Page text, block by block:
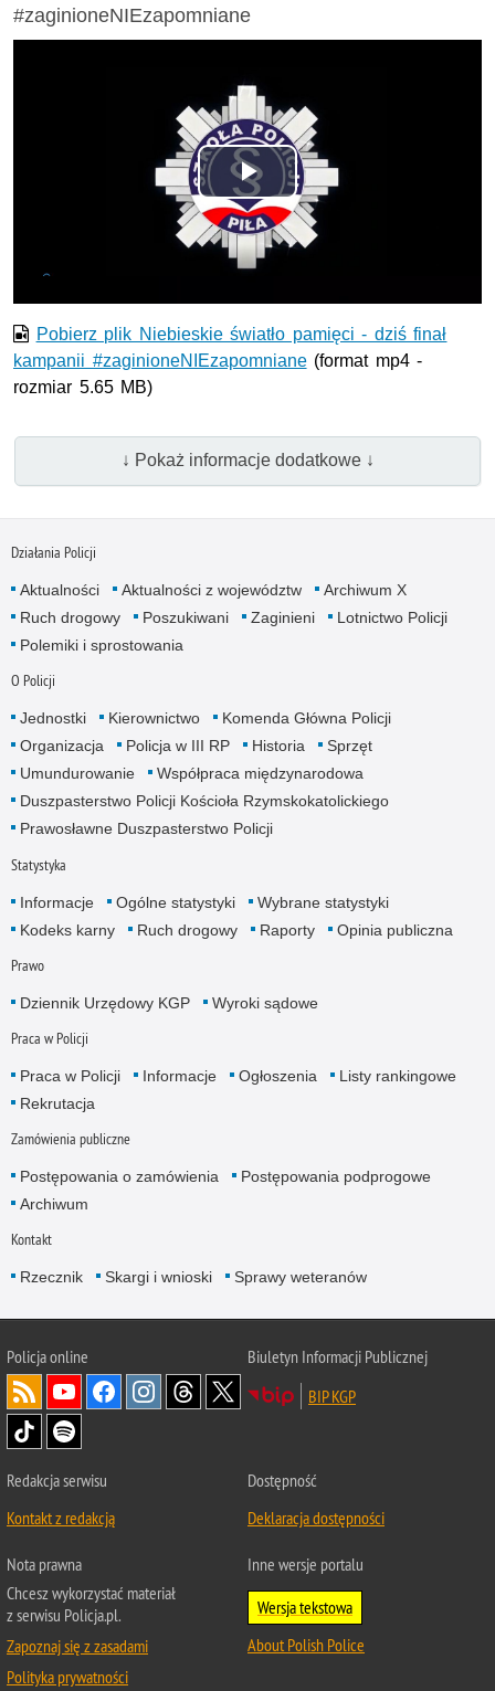
#zaginioneNIEzapomniane
Odtwórz
wideo
Pobierz plik Niebieskie światło pamięci - dziś finał
kampanii #zaginioneNIEzapomniane(format mp4 -
rozmiar 5.65 MB)
↓ Pokaż informacje dodatkowe ↓
Działania Policji
Aktualności Aktualności z województw
Archiwum X
Ruch drogowy
Poszukiwani Zaginieni
Lotnictwo Policji
Polemiki i sprostowania
O Policji
Jednostki Kierownictwo
Komenda Główna Policji
Organizacja
Policja w III RP Historia
Sprzęt
Umundurowanie
Współpraca międzynarodowa
Duszpasterstwo Policji Kościoła Rzymskokatolickiego
Prawosławne Duszpasterstwo Policji
Statystyka
Informacje Ogólne statystyki
Wybrane statystyki
Kodeks karny
Ruch drogowy Raporty Opinia publiczna
Prawo
Dziennik Urzędowy KGP Wyroki sądowe
Praca w Policji
Praca w Policji Informacje Ogłoszenia
Listy rankingowe
Rekrutacja
Zamówienia publiczne
Postępowania o zamówienia
Postępowania podprogowe
Archiwum
Kontakt
Rzecznik Skargi i wnioski Sprawy weteranów
Policjaonline
Biuletyn Informacji Publicznej
BIP KGP
Redakcja serwisu
Kontakt z redakcją
Dostępność
Deklaracja dostępności
Nota prawna
Chcesz wykorzystać materiał
z serwisu Policja.pl.
Zapoznaj się z zasadami
Polityka prywatności
Inne wersje portalu
Wersja tekstowa
About Polish Police